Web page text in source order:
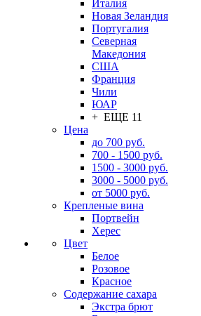
Италия
Новая Зеландия
Португалия
Северная
Македония
США
Франция
Чили
ЮАР
+ ЕЩЕ 11
Цена
до 700 руб.
700 - 1500 руб.
1500 - 3000 руб.
3000 - 5000 руб.
от 5000 руб.
Крепленые вина
Портвейн
Херес
Цвет
Белое
Розовое
Красное
Содержание сахара
Экстра брют